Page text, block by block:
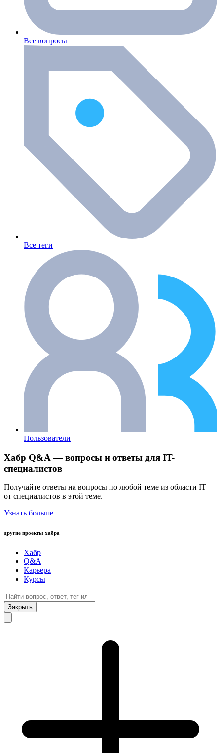
Все вопросы
Все теги
Пользователи
Хабр Q&A — вопросы и ответы для IT-
специалистов
Получайте ответы на вопросы по любой теме из области IT
от специалистов в этой теме.
Узнать больше
другие проекты хабра
Хабр
Q&A
Карьера
Курсы
Закрыть